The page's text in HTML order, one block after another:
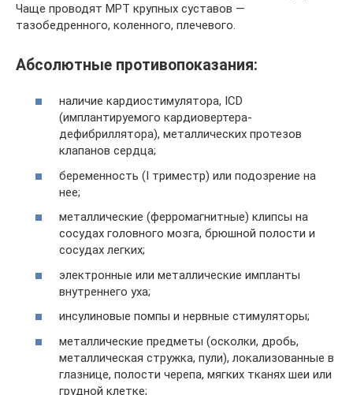
Чаще проводят МРТ крупных суставов —
тазобедренного, коленного, плечевого.
Абсолютные противопоказания:
наличие кардиостимулятора, ICD
(имплантируемого кардиовертера-
дефибриллятора), металлических протезов
клапанов сердца;
беременность (I триместр) или подозрение на
нее;
металлические (ферромагнитные) клипсы на
сосудах головного мозга, брюшной полости и
сосудах легких;
электронные или металлические импланты
внутреннего уха;
инсулиновые помпы и нервные стимуляторы;
металлические предметы (осколки, дробь,
металлическая стружка, пули), локализованные в
глазнице, полости черепа, мягких тканях шеи или
грудной клетке;